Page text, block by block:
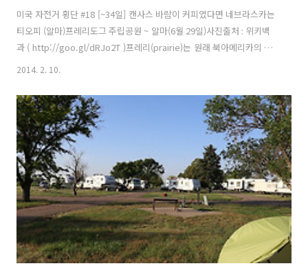
미국 자전거 횡단 #18 [~34일] 캔사스 바람이 커피였다면 네브라스카는
티오피 (알마)프레리도그 주립공원 ~ 알마(6월 29일)사진출처 : 위키백
과 ( http://goo.gl/dRJo2T )프레리(prairie)는 원래 북아메리카의 초
원지래를 말하며 자세히는 북아메리카의 로키산맥 동부에서 미시시피강
이는 약1,000km, 남북길이는 약2,000km, 프레리는 프랑스어로 목장이
라는 뜻이다. 그리고 프레리도그(prairie dog)는쥐목 다람쥐과의 작은
포유류이며 넓은 초원지애에 사는데 크기는 0.9~1.2kg 사이의 작은 동
물이다.내용출처 : 네이버 두산동아백과 ( http://goo.gl/E6UZv6 )여행
을 시작하고 주립공원 캠..
2014. 2. 10.